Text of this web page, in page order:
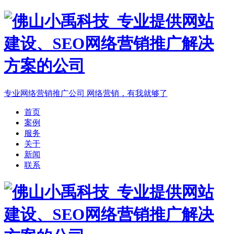
专业网络营销推广公司 网络营销，有我就够了
首页
案例
服务
关于
新闻
联系